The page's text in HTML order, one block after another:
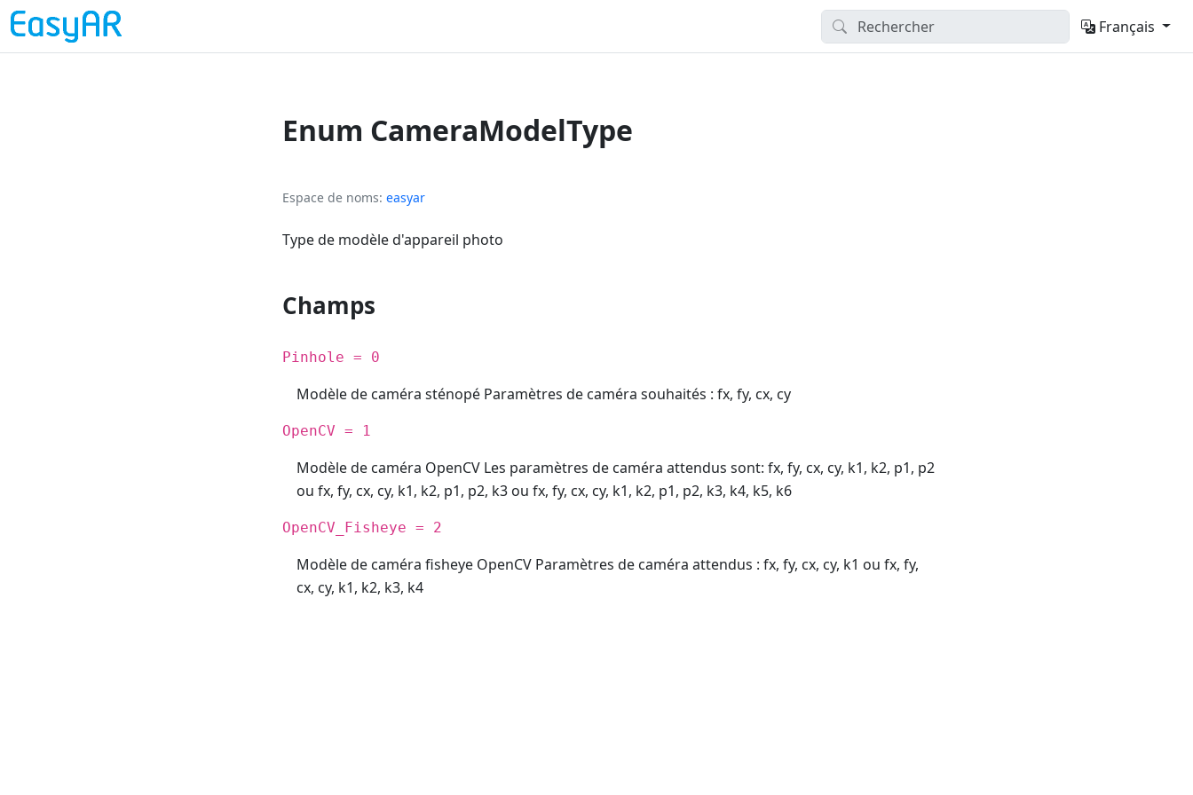
Français
Enum CameraModelType
Espace de noms easyar
Type de modèle d'appareil photo
Champs
Pinhole = 0
Modèle de caméra sténopé Paramètres de caméra souhaités : fx, fy, cx, cy
OpenCV = 1
Modèle de caméra OpenCV Les paramètres de caméra attendus sont: fx, fy, cx, cy, k1, k2, p1, p2
ou fx, fy, cx, cy, k1, k2, p1, p2, k3 ou fx, fy, cx, cy, k1, k2, p1, p2, k3, k4, k5, k6
OpenCV_Fisheye = 2
Modèle de caméra fisheye OpenCV Paramètres de caméra attendus : fx, fy, cx, cy, k1 ou fx, fy,
cx, cy, k1, k2, k3, k4